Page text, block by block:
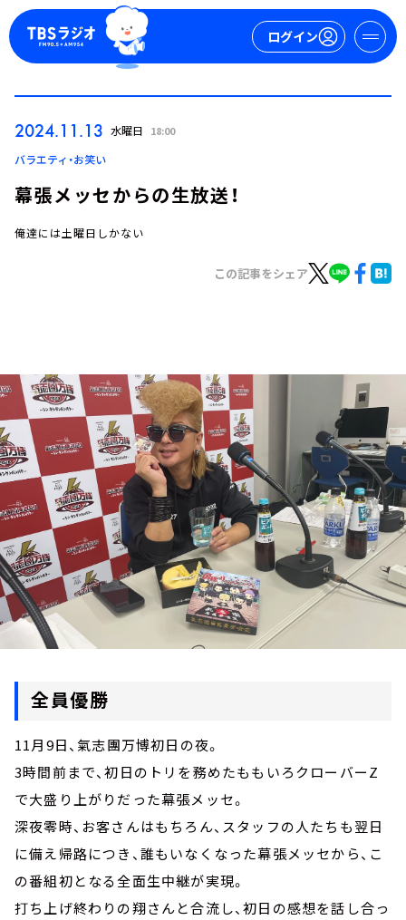
ログイン
ログイン
トピックス
TBS Podcast
お知らせ
イベント・グッズ
YouTube
会社情報
2024.11.13 水曜日 18:00
バラエティ・お笑い
幕張メッセからの生放送！
俺達には土曜日しかない
この記事をシェア
全員優勝
11月9日、氣志團万博初日の夜。
3時間前まで、初日のトリを務めたももいろクローバーZ
で大盛り上がりだった幕張メッセ。
深夜零時、お客さんはもちろん、スタッフの人たちも翌日
に備え帰路につき、誰もいなくなった幕張メッセから、こ
の番組初となる全面生中継が実現。
打ち上げ終わりの翔さんと合流し、初日の感想を話し合っ